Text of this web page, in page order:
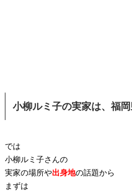
小柳ルミ子の実家は、福
では
小柳ルミ子さんの
実家の場所や出身地の話題から
まずは